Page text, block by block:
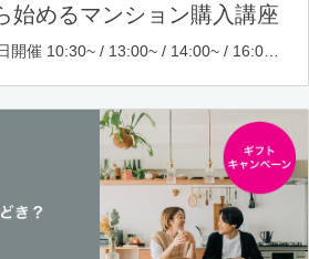
始めるマンション購入講座